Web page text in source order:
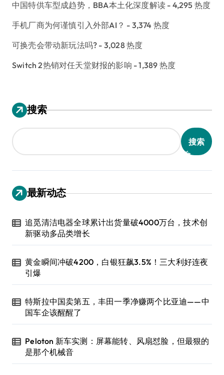
中国特供车型成趋势，BBA本土化深度解读 - 4,295 热度
手机厂商为何谨慎引入外部AI？ - 3,374 热度
可换壳会带动新玩法吗? - 3,028 热度
Switch 2热销对任天堂财报的影响 - 1,389 热度
搜索
搜索
最新动态
追觅清洁电器全球累计出货量破4000万台，技术创
新驱动多品类增长
黄金瞬间冲破4200，白银狂飙3.5%！三大利好连夜
引爆
特斯拉中国卖第五，丰田一季净赚两个比亚迪——中
国车企该醒醒了
Peloton 新车实测：屏幕能转、风扇怼脸，但最狠的
是那个机械音